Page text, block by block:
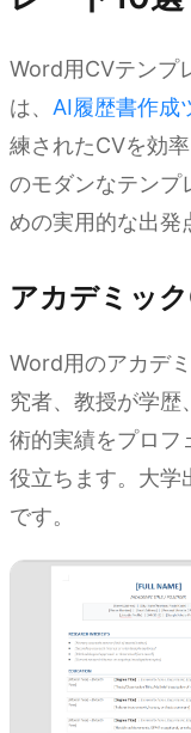
Word用CVテンプ
は、 AI履歴書作成
練されたCVを効
のモダンなテンプ
めの実用的な出発
アカデミッ
Word用のアカデ
究者、教授が学歴
術的実績をプロフ
役立ちます。大学
です。